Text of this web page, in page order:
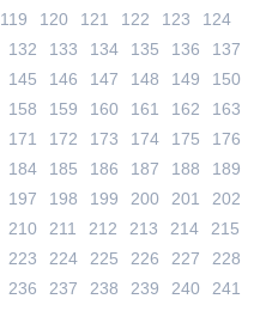
119 120 121 122 123
124
132 133 134 135 136
137
145 146 147 148 149
150
158 159 160 161 162
163
171 172 173 174 175
176
184 185 186 187 188
189
197 198 199 200 201
202
210 211 212 213 214
215
223 224 225 226 227
228
236 237 238 239 240
241